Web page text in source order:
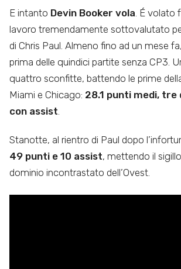
E intanto Devin Booker vola . É volato
lavoro tremendamente sottovalutato
di Chris Paul. Almeno fino ad un mese
prima delle quindici partite senza CP3.
quattro sconfitte, battendo le prime
Miami e Chicago: 28.1 punti medi, tre
con assist
Stanotte, al rientro di Paul dopo
49 punti e 10 assist, mettendo il
dominio incontrastato dell’Ovest.